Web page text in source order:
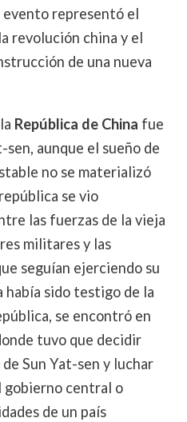
representó el
revolución china y el
de una nueva
República de China fue
sen, aunque el sueño de
no se materializó
se vio
las fuerzas de la vieja
militares y las
seguían ejerciendo su
había sido testigo de la
se encontró en
tuvo que decidir
Sun Yat-sen y luchar
gobierno central o
de un país